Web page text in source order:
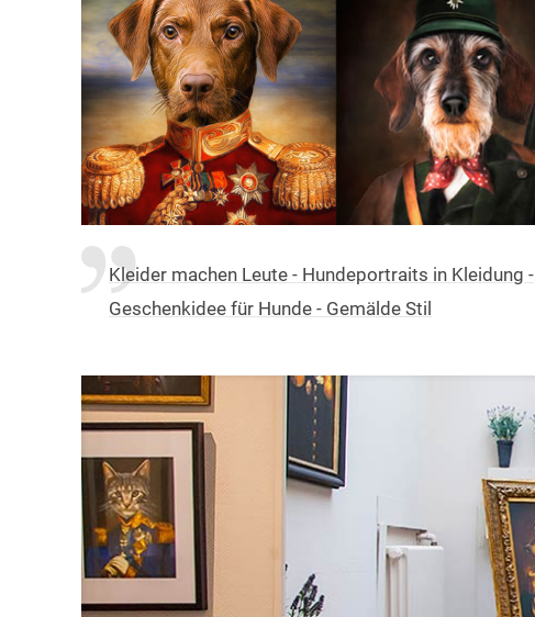
Kleider machen Leute - Hundeportraits in Kleidung -
Geschenkidee für Hunde - Gemälde Stil